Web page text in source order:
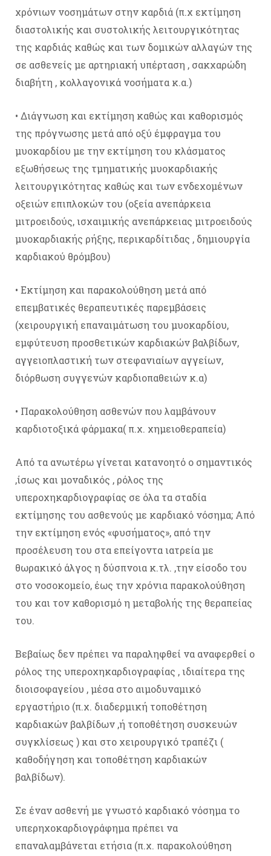
χρόνιων νοσημάτων στην καρδιά (π.χ εκτίμηση
διαστολικής και συστολικής λειτουργικότητας
της καρδιάς καθώς και των δομικών αλλαγών της
σε ασθενείς με αρτηριακή υπέρταση , σακχαρώδη
διαβήτη , κολλαγονικά νοσήματα κ.α.)
• Διάγνωση και εκτίμηση καθώς και καθορισμός
της πρόγνωσης μετά από οξύ έμφραγμα του
μυοκαρδίου με την εκτίμηση του κλάσματος
εξωθήσεως της τμηματικής μυοκαρδιακής
λειτουργικότητας καθώς και των ενδεχομένων
οξειών επιπλοκών του (οξεία ανεπάρκεια
μιτροειδούς, ισχαιμικής ανεπάρκειας μιτροειδούς
μυοκαρδιακής ρήξης, περικαρδίτιδας , δημιουργία
καρδιακού θρόμβου)
• Εκτίμηση και παρακολούθηση μετά από
επεμβατικές θεραπευτικές παρεμβάσεις
(χειρουργική επαναιμάτωση του μυοκαρδίου,
εμφύτευση προσθετικών καρδιακών βαλβίδων,
αγγειοπλαστική των στεφανιαίων αγγείων,
διόρθωση συγγενών καρδιοπαθειών κ.α)
• Παρακολούθηση ασθενών που λαμβάνουν
καρδιοτοξικά φάρμακα( π.χ. χημειοθεραπεία)
Από τα ανωτέρω γίνεται κατανοητό ο σημαντικός
,ίσως και μοναδικός , ρόλος της
υπεροχηκαρδιογραφίας σε όλα τα σταδία
εκτίμησης του ασθενούς με καρδιακό νόσημα; Από
την εκτίμηση ενός «φυσήματος», από την
προσέλευση του στα επείγοντα ιατρεία με
θωρακικό άλγος η δύσπνοια κ.τλ. ,την είσοδο του
στο νοσοκομείο, έως την χρόνια παρακολούθηση
του και τον καθορισμό η μεταβολής της θεραπείας
του.
Βεβαίως δεν πρέπει να παραληφθεί να αναφερθεί ο
ρόλος της υπεροχηκαρδιογραφίας , ιδιαίτερα της
διοισοφαγείου , μέσα στο αιμοδυναμικό
εργαστήριο (π.χ. διαδερμική τοποθέτηση
καρδιακών βαλβίδων ,ή τοποθέτηση συσκευών
συγκλίσεως ) και στο χειρουργικό τραπέζι (
καθοδήγηση και τοποθέτηση καρδιακών
βαλβίδων).
Σε έναν ασθενή με γνωστό καρδιακό νόσημα το
υπερηχοκαρδιογράφημα πρέπει να
επαναλαμβάνεται ετήσια (π.χ. παρακολούθηση